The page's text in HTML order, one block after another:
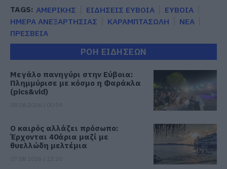
TAGS: ΑΜΕΡΙΚΗΣ ΕΙΔΗΣΕΙΣ ΕΥΒΟΙΑ
ΕΥΒΟΙΑ
ΗΜΕΡΑ ΑΝΕΞΑΡΤΗΣΙΑΣ
ΚΑΡΑΜΠΤΑΣΩΛΗ
ΝΕΑ
ΠΡΕΣΒΕΙΑ
ΡΟΗ ΕΙΔΗΣΕΩΝ
Μεγάλο πανηγύρι στην Εύβοια:
Πλημμύρισε με κόσμο η Φαράκλα
(pics&vid)
Ο καιρός αλλάζει πρόσωπο:
Έρχονται 40άρια μαζί με
θυελλώδη μελτέμια